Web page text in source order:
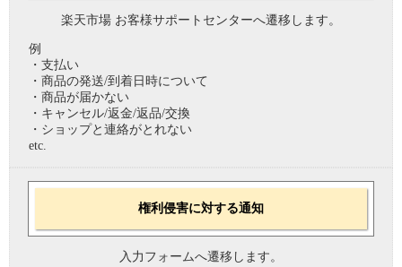
楽天市場 お客様サポートセンターへ遷移します。
例
・支払い
・商品の発送/到着日時について
・商品が届かない
・キャンセル/返金/返品/交換
・ショップと連絡がとれない
etc.
権利侵害に対する通知
入力フォームへ遷移します。